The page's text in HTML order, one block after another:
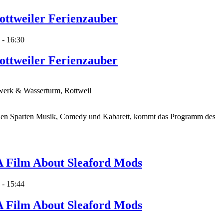
Ferienzauber
- 16:30
Ferienzauber
& Wasserturm, Rottweil
Sparten Musik, Comedy und Kabarett, kommt das Programm
About Sleaford Mods
- 15:44
About Sleaford Mods